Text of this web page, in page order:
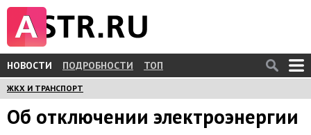
НОВОСТИ ПОДРОБНОСТИ ТОП
ЖКХ И ТРАНСПОРТ
Об отключении электроэнергии